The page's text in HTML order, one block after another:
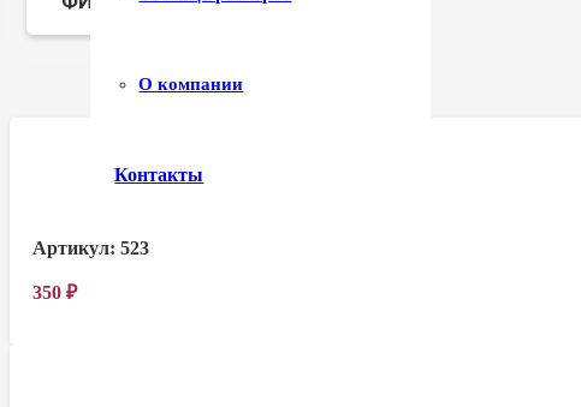
О компании
Контакты
Артикул:523
350₽